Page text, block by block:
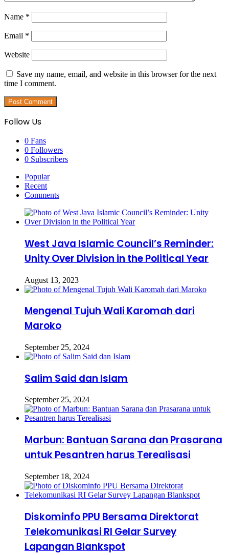
Name *
Email *
Website
Save my name, email, and website in this browser for the next
time I comment.
Follow Us
0 Fans
0 Followers
0 Subscribers
Popular
Recent
Comments
West Java Islamic Council’s Reminder:
Unity Over Division in the Political Year
August 13, 2023
Mengenal Tujuh Wali Karomah dari
Maroko
September 25, 2024
Salim Said dan Islam
September 25, 2024
Marbun: Bantuan Sarana dan Prasarana
untuk Pesantren harus Terealisasi
September 18, 2024
Diskominfo PPU Bersama Direktorat
Telekomunikasi RI Gelar Survey
Lapangan Blankspot